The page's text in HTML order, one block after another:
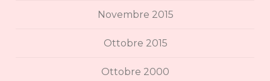
Novembre 2015
Ottobre 2015
Ottobre 2000